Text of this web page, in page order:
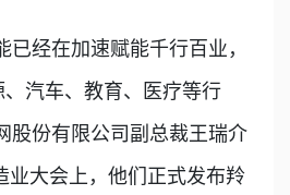
经在加速赋能千行百业，
汽车、教育、医疗等行
股份有限公司副总裁王瑞介
业大会上，他们正式发布羚